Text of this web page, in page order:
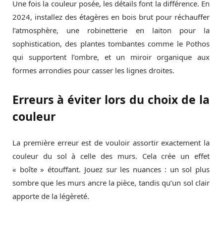
Une fois la couleur posée, les détails font la différence. En
2024, installez des étagères en bois brut pour réchauffer
l’atmosphère, une robinetterie en laiton pour la
sophistication, des plantes tombantes comme le Pothos
qui supportent l’ombre, et un miroir organique aux
formes arrondies pour casser les lignes droites.
Erreurs à éviter lors du choix de la
couleur
La première erreur est de vouloir assortir exactement la
couleur du sol à celle des murs. Cela crée un effet
« boîte » étouffant. Jouez sur les nuances : un sol plus
sombre que les murs ancre la pièce, tandis qu’un sol clair
apporte de la légèreté.